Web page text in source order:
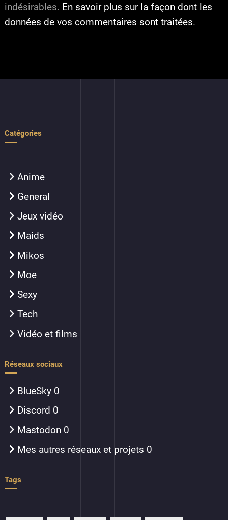
indésirables. En savoir plus sur la façon dont les
données de vos commentaires sont traitées.
Catégories
Anime
General
Jeux vidéo
Maids
Mikos
Moe
Sexy
Tech
Vidéo et films
Réseaux sociaux
BlueSky 0
Discord 0
Mastodon 0
Mes autres réseaux et projets 0
Tags